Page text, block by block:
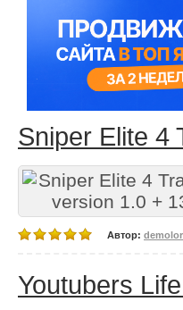
Sniper Elite 4
Автор:
Youtubers